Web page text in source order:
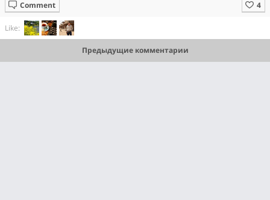
Comment
Like:
Предыдущие комментарии